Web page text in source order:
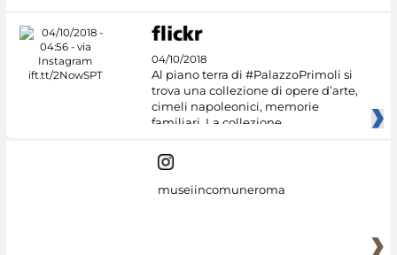
04/10/2018
Al piano terra di #PalazzoPrimoli si
trova una collezione di opere d’arte,
cimeli napoleonici, memorie
familiari. La collezione
museiincomuneroma